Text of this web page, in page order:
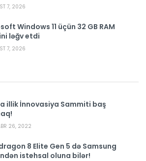
7, 2026
Windows 11 üçün 32 GB RAM
ləğv etdi
7, 2026
illik İnnovasiya Sammiti baş
26, 2022
8 Elite Gen 5 də Samsung
istehsal oluna bilər!